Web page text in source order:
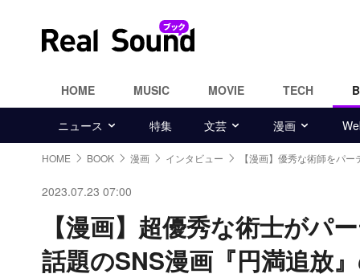
HOME MUSIC MOVIE TECH
ニュース 特集 文芸 漫画
HOME BOOK 漫画 インタビュー 【漫画】優秀な術師をパ
2023.07.23 07:00
【漫画】超優秀な術士が
話題のSNS漫画『円満追放